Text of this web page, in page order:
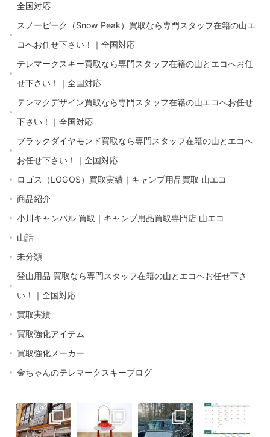
全国対応
スノーピーク（Snow Peak）買取なら専門スタッフ在籍の山エ
コへお任せ下さい！｜全国対応
テレマークスキー買取なら専門スタッフ在籍の山とエコへお任
せ下さい！｜全国対応
テンマクデザイン買取なら専門スタッフ在籍の山エコへお任せ
下さい！｜全国対応
ブラックダイヤモンド買取なら専門スタッフ在籍の山とエコへ
お任せ下さい！｜全国対応
ロゴス（LOGOS）買取実績｜キャンプ用品買取 山エコ
商品紹介
小川キャンパル 買取｜キャンプ用品買取専門店 山エコ
山話
未分類
登山用品 買取なら専門スタッフ在籍の山とエコへお任せ下さ
い！｜全国対応
買取実績
買取強化アイテム
買取強化メーカー
金ちゃんのテレマークスキーブログ